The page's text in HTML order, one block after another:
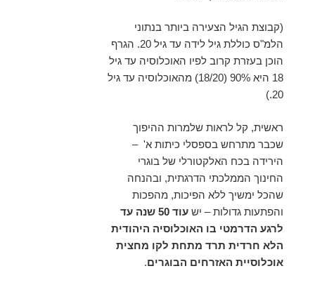
(קבוצת הגיל הצעירה ביותר בנתוני
הלמ"ס כוללת גיל לידה עד גיל 20. הגרף
הוכן בעזרת קרוב לפיו האוכלוסיה עד גיל
18 היא 90% (18/20) מהאוכלוסיה עד גיל
20.)
ראשית, קל לראות שלמרות ההיפוך
שכבר מתרחש בספסלי כיתות א' –
הירידה בכח האלקטורלי של בוגרי
החינוך הממלכתי הדרגתית, ובהנחה
שהכל ימשיך ללא הפיכות, מהפכות
והפתעות גדולות – יש
עוד 50 שנה עד
לרגע הדרמטי בו האוכלוסיה היהודית
הלא חרדית תרד מתחת לקו מחצית
אוכלוסיית האזרחים הבוגרים.